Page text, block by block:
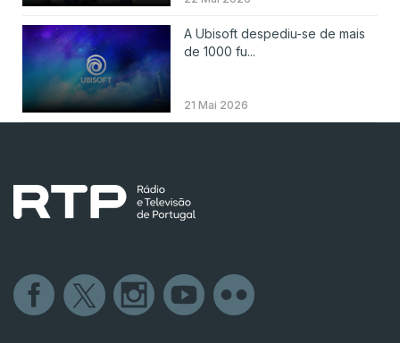
A Ubisoft despediu-se de mais
de 1000 fu...
21 Mai 2026